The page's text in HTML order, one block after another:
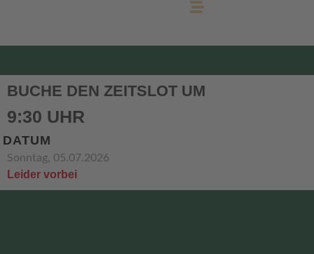
BUCHE DEN ZEITSLOT UM
9:30 UHR
DATUM
Sonntag, 05.07.2026
Leider vorbei